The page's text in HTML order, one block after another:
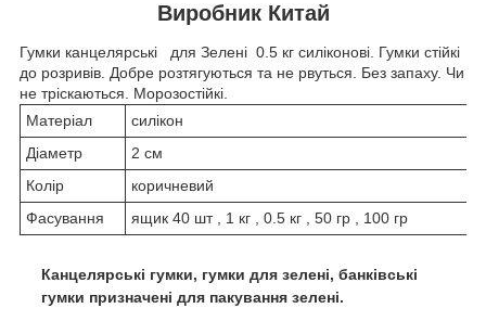
Виробник Китай
Гумки канцелярські для Зелені 0.5 кг силіконові. Гумки стійкі
до розривів. Добре розтягуються та не рвуться. Без запаху. Чи
не тріскаються. Морозостійкі.
Матеріал
силікон
Діаметр
2 см
Колір
коричневий
Фасування
ящик 40 шт , 1 кг , 0.5 кг , 50 гр , 100 гр
Канцелярські гумки, гумки для зелені, банківські
гумки призначені для пакування зелені.